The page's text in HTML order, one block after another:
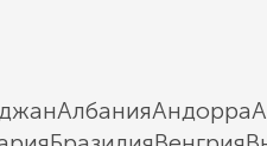
АлбанияАндорра